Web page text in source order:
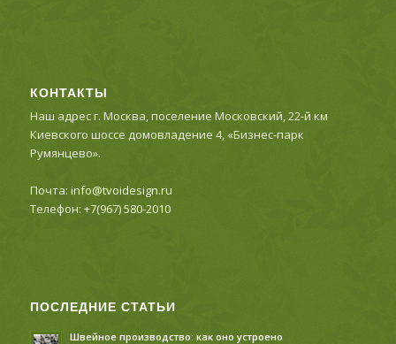
КОНТАКТЫ
Наш адрес г. Москва, поселение Московский, 22-й км
Киевского шоссе домовладение 4, «Бизнес-парк
Румянцево».
Почта: info@tvoidesign.ru
Телефон: +7(967) 580-2010
ПОСЛЕДНИЕ СТАТЬИ
Швейное производство: как оно устроено